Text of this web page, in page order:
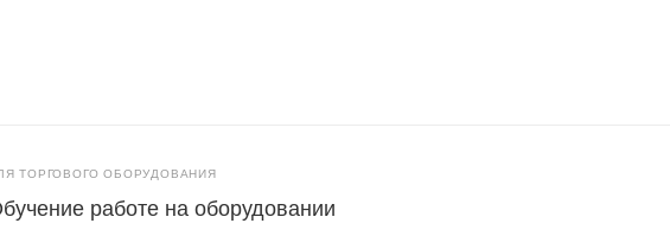
ТОРГОВОГО ОБОРУДОВАНИЯ
работе на оборудовании